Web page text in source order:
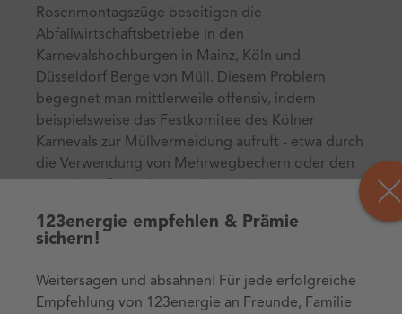
Rosenmontagszüge beseitigen die
Abfallwirtschaftsbetriebe in den
Karnevalshochburgen in Mainz, Köln und
Düsseldorf Berge von Müll. Diesem Problem
begegnet man mittlerweile offensiv, indem
beispielsweise das Festkomitee des Kölner
Karnevals zur Müllvermeidung aufruft - etwa durch
die Verwendung von Mehrwegbechern oder den
Blumensträußen. Wiederverwendbare Becher sind
zu gestalten. Mit einem Band um den Griff und um
den Hals gehängt, ist der Becher auch immer in
123energie empfehlen & Prämie
sichern!
Weitersagen und absahnen! Für jede erfolgreiche
Empfehlung von 123energie an Freunde, Familie